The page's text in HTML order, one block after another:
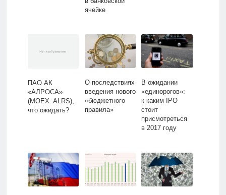
ячейке
ПАО АК
«АЛРОСА»
(MOEX: ALRS),
что ожидать?
О последствиях
введения нового
«бюджетного
правила»
В ожидании
«единорогов»:
к каким IPO
стоит
присмотреться
в 2017 году